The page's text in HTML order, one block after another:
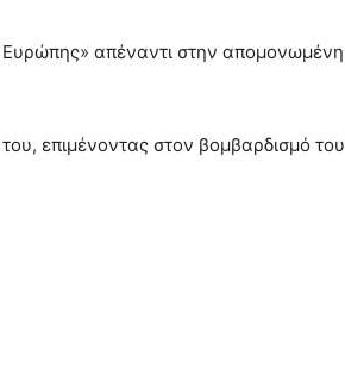
Ευρώπης» απέναντι στην απομονωμένη
επιμένοντας στον βομβαρδισμό του